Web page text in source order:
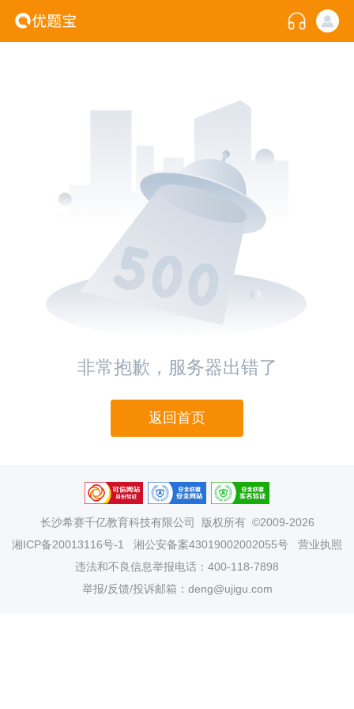
非常抱歉，服务器出错了
返回首页
长沙希赛千亿教育科技有限公司
版权所有 ©2009-2026
湘ICP备20013116号-1
湘公安备案43019002002055号
营业执照
违法和不良信息举报电话：400-118-7898
举报/反馈/投诉邮箱：deng@ujigu.com